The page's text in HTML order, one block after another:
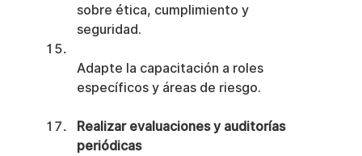
sobre ética, cumplimiento y
seguridad.
Adapte la capacitación a roles
específicos y áreas de riesgo.
Realizar evaluaciones y auditorías
periódicas